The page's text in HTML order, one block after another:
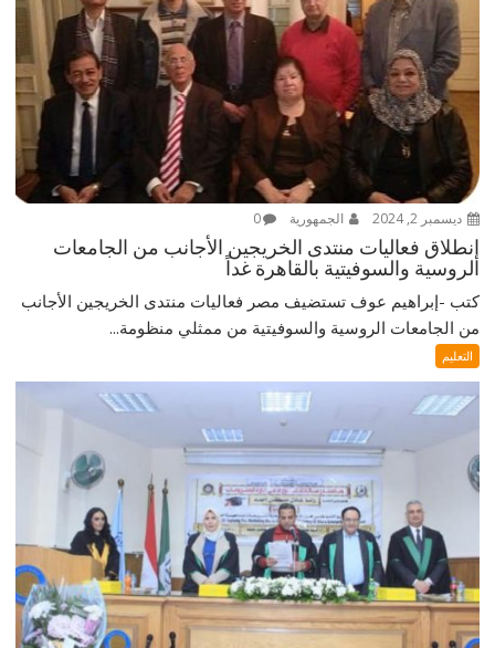
ديسمبر 2, 2024 الجمهورية 0
إنطلاق فعاليات منتدى الخريجين الأجانب من الجامعات
الروسية والسوفيتية بالقاهرة غداً
كتب -إبراهيم عوف تستضيف مصر فعاليات منتدى الخريجين الأجانب
من الجامعات الروسية والسوفيتية من ممثلي منظومة...
التعليم